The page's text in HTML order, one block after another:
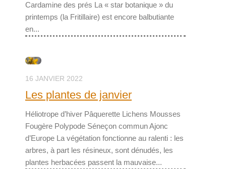
Cardamine des prés La « star botanique » du
printemps (la Fritillaire) est encore balbutiante
en...
16 JANVIER 2022
Les plantes de janvier
Héliotrope d’hiver Pâquerette Lichens Mousses
Fougère Polypode Séneçon commun Ajonc
d’Europe La végétation fonctionne au ralenti : les
arbres, à part les résineux, sont dénudés, les
plantes herbacées passent la mauvaise...